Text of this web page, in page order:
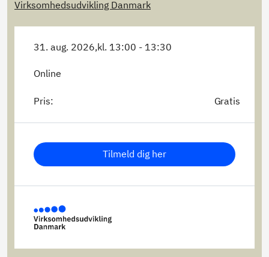
Virksomhedsudvikling Danmark
31. aug. 2026,kl. 13:00 - 13:30
Online
Pris: Gratis
Tilmeld dig her